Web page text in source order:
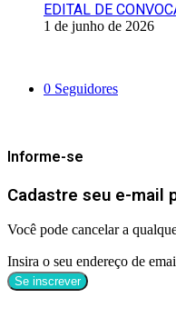
EDITAL DE
1 de junho de 2026
0 Seguidores
Informe-se
Cadastre seu e-mail
Você pode cancelar a
Insira o seu endereço de